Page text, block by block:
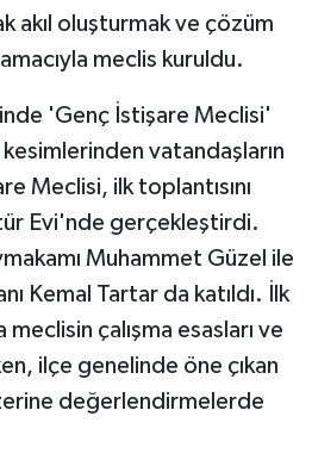
akıl oluşturmak ve çözüm
meclis kuruldu.
'Genç İstişare Meclisi'
vatandaşların
Meclisi, ilk toplantısını
Evi'nde gerçekleştirdi.
Muhammet Güzel ile
Kemal Tartar da katıldı. İlk
çalışma esasları ve
ilçe genelinde öne çıkan
değerlendirmelerde